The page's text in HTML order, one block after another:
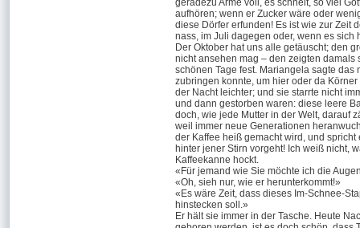
geradezu Arme voll, es schneit, so viel
aufhören; wenn er Zucker wäre oder
diese Dörfer erfunden! Es ist wie zur Zeit
nass, im Juli dagegen oder, wenn es sich
Der Oktober hat uns alle getäuscht; den
nicht an­sehen mag – den zeigten
schönen Tage fest. Mariangela sagte
zubringen konnte, um hier oder da
der Nacht leichter; und sie starrte nicht
und dann gestorben waren: diese leere
doch, wie jede Mutter in der Welt, darauf
weil immer neue Generationen
der Kaffee heiß gemacht wird, und
hinter jener Stirn vorgeht! Ich weiß nicht,
Kaffeekanne hockt.
«Für jemand wie Sie möchte ich die
«Oh, sieh nur, wie er herunterkommt!»
«Es wäre Zeit, dass dieses Im-Schnee-
hinstecken soll.»
Er hält sie immer in der Tasche. Heute